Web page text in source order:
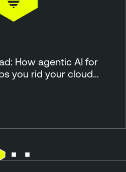
How agentic AI for
you rid your cloud…